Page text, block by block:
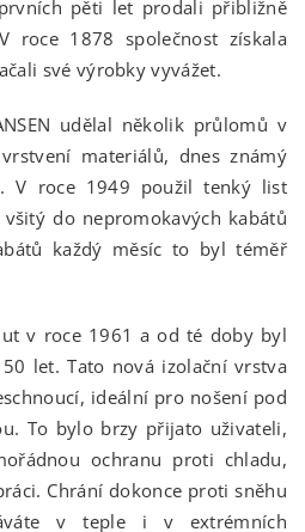
pěti let prodali přibližně
roce 1878 společnost získala
své výrobky vyvážet.
udělal několik průlomů v
materiálů, dnes známý
V roce 1949 použil tenký list
do nepromokavých kabátů
každý měsíc to byl téměř
v roce 1961 a od té doby byl
let. Tato nová izolační vrstva
ideální pro nošení pod
To bylo brzy přijato uživateli,
ochranu proti chladu,
Chrání dokonce proti sněhu
v teple i v extrémních